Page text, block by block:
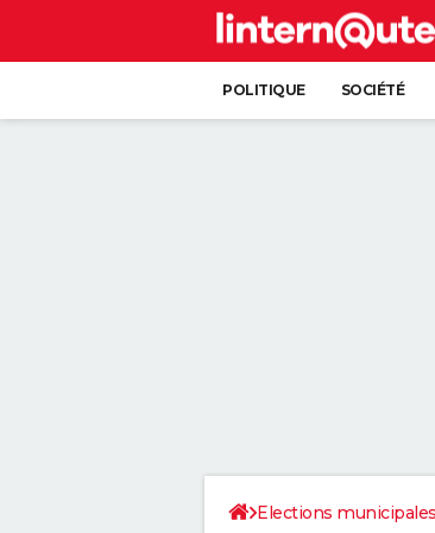
POLITIQUE SOCIÉTÉ
Elections municipales